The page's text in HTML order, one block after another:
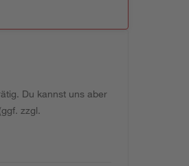
Du kannst uns aber
zzgl.